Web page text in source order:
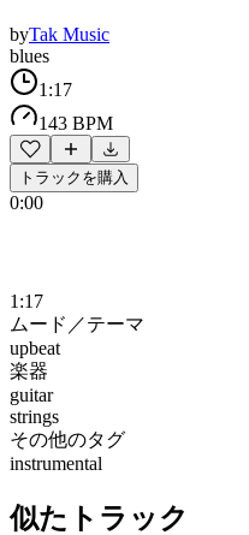
byTak Music
blues
1:17
143 BPM
トラックを購入
0:00
1:17
ムード／テーマ
upbeat
楽器
guitar
strings
その他のタグ
instrumental
似たトラック